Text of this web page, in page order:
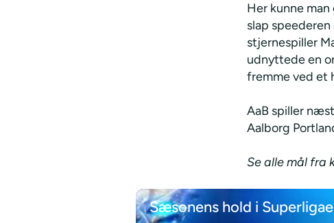
Her kunne
slap
stjernespiller
udnyttede en
fremme ved et
AaB spiller
Aalborg
Se alle mål fra
Sæsonens hold i